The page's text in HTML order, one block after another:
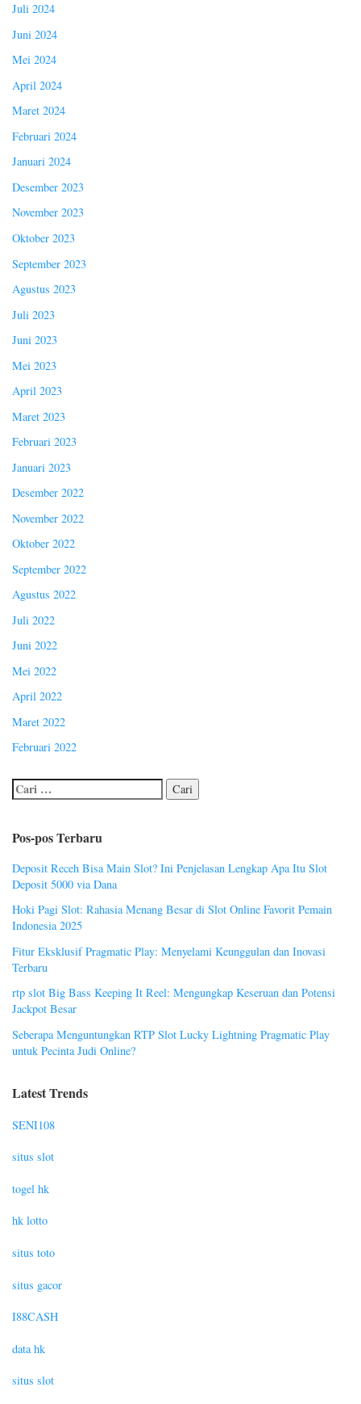
Juli 2024
Juni 2024
Mei 2024
April 2024
Maret 2024
Februari 2024
Januari 2024
Desember 2023
November 2023
Oktober 2023
September 2023
Agustus 2023
Juli 2023
Juni 2023
Mei 2023
April 2023
Maret 2023
Februari 2023
Januari 2023
Desember 2022
November 2022
Oktober 2022
September 2022
Agustus 2022
Juli 2022
Juni 2022
Mei 2022
April 2022
Maret 2022
Februari 2022
Pos-pos Terbaru
Deposit Receh Bisa Main Slot? Ini Penjelasan Lengkap Apa Itu Slot
Deposit 5000 via Dana
Hoki Pagi Slot: Rahasia Menang Besar di Slot Online Favorit Pemain
Indonesia 2025
Fitur Eksklusif Pragmatic Play: Menyelami Keunggulan dan Inovasi
Terbaru
rtp slot Big Bass Keeping It Reel: Mengungkap Keseruan dan Potensi
Jackpot Besar
Seberapa Menguntungkan RTP Slot Lucky Lightning Pragmatic Play
untuk Pecinta Judi Online?
Latest Trends
SENI108
situs slot
togel hk
hk lotto
situs toto
situs gacor
I88CASH
data hk
situs slot